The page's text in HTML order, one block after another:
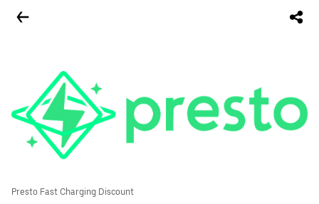
Presto Fast Charging Discount